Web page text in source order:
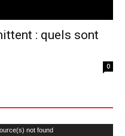
: quels sont
0
not found